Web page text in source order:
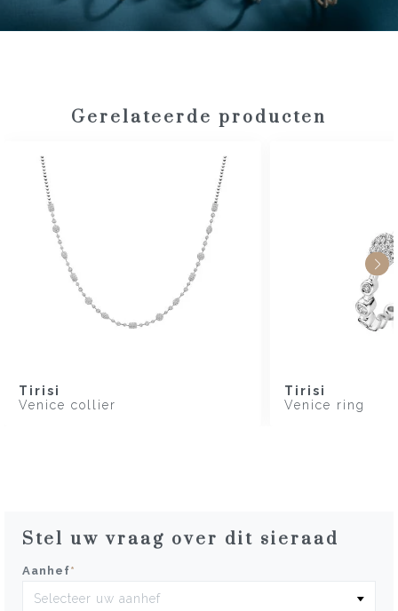
Gerelateerde producten
Tirisi
Venice collier
Tirisi
Venice ring
Stel uw vraag over dit sieraad
Aanhef*